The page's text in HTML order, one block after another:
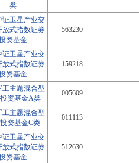
类
证卫星产业交
放式指数证券
资基金
563230
证卫星产业交
放式指数证券
资基金
159218
工主题混合型
资基金A类
005609
工主题混合型
资基金C类
011113
证卫星产业交
放式指数证券
资基金
512630